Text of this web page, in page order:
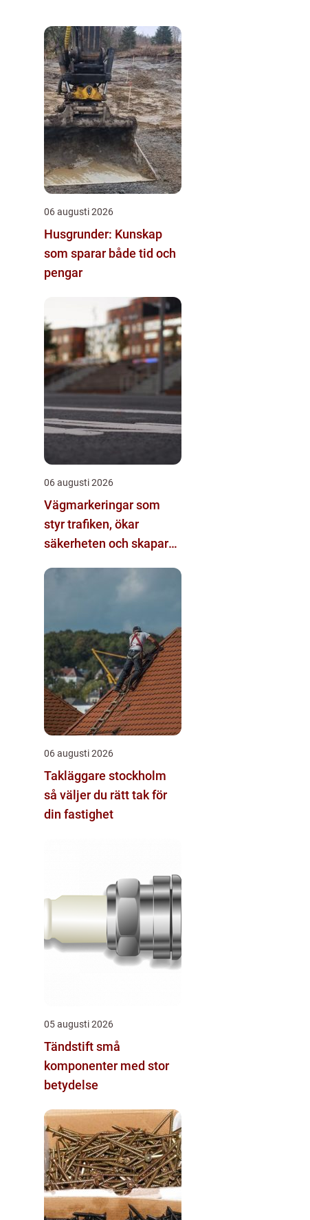
06 augusti 2026
Husgrunder: Kunskap
som sparar både tid och
pengar
06 augusti 2026
Vägmarkeringar som
styr trafiken, ökar
säkerheten och skapar
06 augusti 2026
Takläggare stockholm
så väljer du rätt tak för
din fastighet
05 augusti 2026
Tändstift små
komponenter med stor
betydelse